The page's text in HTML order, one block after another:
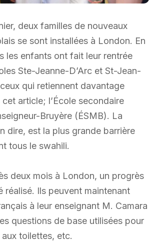
deux familles de nouveaux
se sont installées à London. En
les enfants ont fait leur rentrée
Ste-Jeanne-D’Arc et St-Jean-
qui retiennent davantage
cet article; l’École secondaire
Bruyère (ÉSMB). La
dire, est la plus grande barrière
tous le swahili.
deux mois à London, un progrès
réalisé. Ils peuvent maintenant
à leur enseignant M. Camara
questions de base utilisées pour
toilettes, etc.